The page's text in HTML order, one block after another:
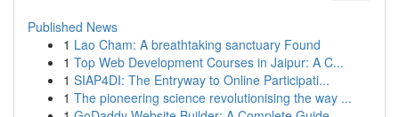
Published News
1 Lao Cham: A breathtaking sanctuary Found
1 Top Web Development Courses in Jaipur: A C...
1 SIAP4DI: The Entryway to Online Participati...
1 The pioneering science revolutionising the way ...